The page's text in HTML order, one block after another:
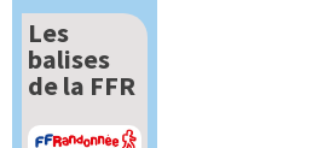
Les
balises
de la FFR